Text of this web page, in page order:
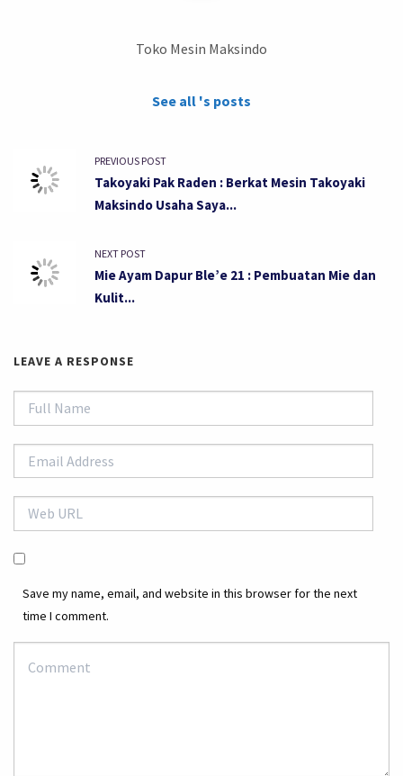
Toko Mesin Maksindo
See all 's posts
PREVIOUS POST
Takoyaki Pak Raden : Berkat Mesin Takoyaki
Maksindo Usaha Saya...
NEXT POST
Mie Ayam Dapur Ble’e 21 : Pembuatan Mie dan
Kulit...
LEAVE A RESPONSE
Save my name, email, and website in this browser for the next
time I comment.